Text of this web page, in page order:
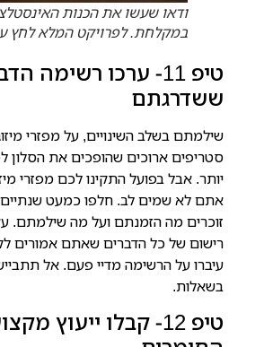
ודאו שעשו את הכנות
במקלחת. לפרויקט המלא לחץ
טיפ 11- ערכו רשימה
ששדרגתם
שילמתם בשלב השינויים, על מפזרי
סטריפים ארוכים שהופכים את הסלון
יותר. אבל בפועל התקינו לכם מפזרי
אתם לא שמים לב. חלפו כמעט
זוכרים מה הזמנתם ועל מה שילמתם.
רישום של כל הדברים שאתם אמורים
עיברו על הרשימה מדיי פעם. אל
בשאלות.
טיפ 12- קבלו ייעוץ